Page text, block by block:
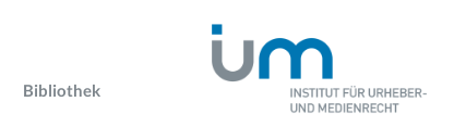
Bibliothek